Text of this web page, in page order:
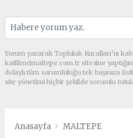
Yorum yazarak Topluluk Kuralları’nı
katilimcimaltepe.com.tr sitesine
dolaylı tüm sorumluluğu tek başınıza
site yönetimi hiçbir şekilde sorumlu
Anasayfa MALTEPE